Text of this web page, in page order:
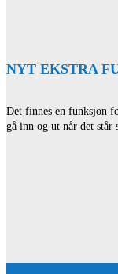
NYT EKSTRA
Det finnes en funksjon
gå inn og ut når det står